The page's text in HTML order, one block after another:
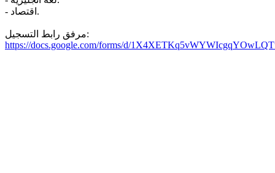
- اقتصاد.
مرفق رابط التسجيل:
https://docs.google.com/forms/d/